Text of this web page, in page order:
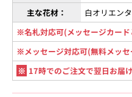
主な花材：
白オリエン
※名札対応可(メッセージカー
※メッセージ対応可(無料メッ
※ 17時でのご注文で翌日お届け